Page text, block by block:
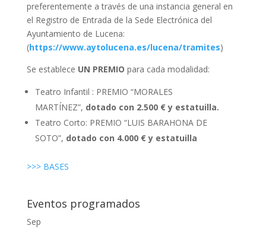
preferentemente a través de una instancia general en
el Registro de Entrada de la Sede Electrónica del
Ayuntamiento de Lucena:
(https://www.aytolucena.es/lucena/tramites)
Se establece UN PREMIO para cada modalidad:
Teatro Infantil : PREMIO “MORALES
MARTÍNEZ”, dotado con 2.500 € y estatuilla.
Teatro Corto: PREMIO “LUIS BARAHONA DE
SOTO”, dotado con 4.000 € y estatuilla
>>> BASES
Eventos programados
Sep